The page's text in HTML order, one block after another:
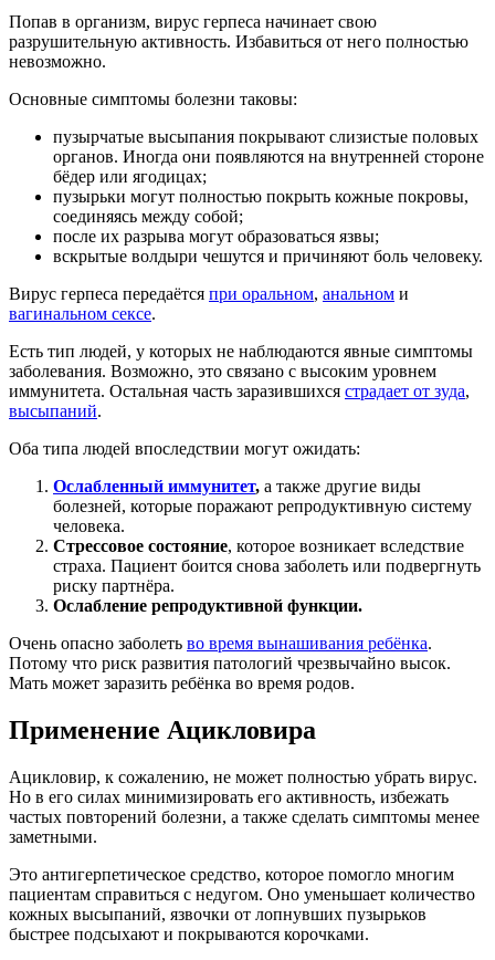
Попав в организм, вирус герпеса начинает свою
разрушительную активность. Избавиться от него полностью
невозможно.
Основные симптомы болезни таковы:
пузырчатые высыпания покрывают слизистые половых
органов. Иногда они появляются на внутренней стороне
бёдер или ягодицах;
пузырьки могут полностью покрыть кожные покровы,
соединяясь между собой;
после их разрыва могут образоваться язвы;
вскрытые волдыри чешутся и причиняют боль человеку.
Вирус герпеса передаётся при оральном, анальном и
вагинальном сексе.
Есть тип людей, у которых не наблюдаются явные симптомы
заболевания. Возможно, это связано с высоким уровнем
иммунитета. Остальная часть заразившихся страдает от зуда,
высыпаний.
Оба типа людей впоследствии могут ожидать:
Ослабленный иммунитет, а также другие виды
болезней, которые поражают репродуктивную систему
человека.
Стрессовое состояние, которое возникает вследствие
страха. Пациент боится снова заболеть или подвергнуть
риску партнёра.
Ослабление репродуктивной функции.
Очень опасно заболеть во время вынашивания ребёнка.
Потому что риск развития патологий чрезвычайно высок.
Мать может заразить ребёнка во время родов.
Применение Ацикловира
Ацикловир, к сожалению, не может полностью убрать вирус.
Но в его силах минимизировать его активность, избежать
частых повторений болезни, а также сделать симптомы менее
заметными.
Это антигерпетическое средство, которое помогло многим
пациентам справиться с недугом. Оно уменьшает количество
кожных высыпаний, язвочки от лопнувших пузырьков
быстрее подсыхают и покрываются корочками.